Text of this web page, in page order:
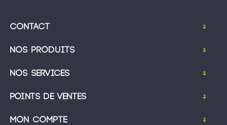
Contact
Nos produits
Nos services
Points de ventes
Mon compte